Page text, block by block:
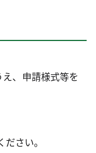
、申請様式等を
さい。